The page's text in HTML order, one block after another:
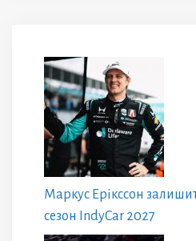
Маркус Ерікссон
сезон IndyCar 2027